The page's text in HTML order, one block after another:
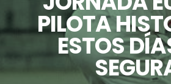
PILOTA
ESTOS